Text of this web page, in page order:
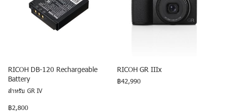
RICOH DB-120 Rechargeable
Battery
สำหรับ GR IV
฿2,800
RICOH GR IIIx
฿42,990